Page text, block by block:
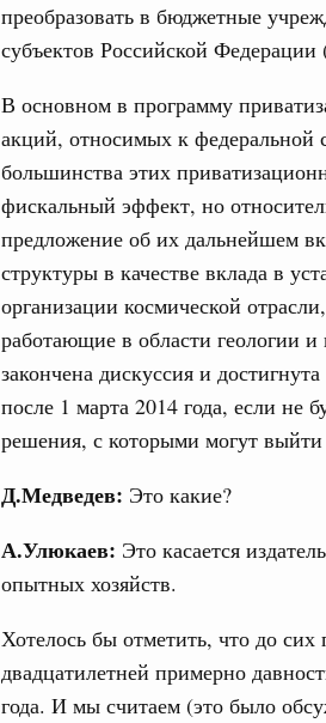
преобразовать в бюджетные
субъектов Российской Федерации
В основном в программу
акций, относимых к федеральной
большинства этих
фискальный эффект, но
предложение об их дальнейшем
структуры в качестве вклада в
организации космической
работающие в области геологии
закончена дискуссия и
после 1 марта 2014 года, если не
решения, с которыми могут
Д.Медведев: Это какие?
А.Улюкаев: Это касается
опытных хозяйств.
Хотелось бы отметить, что до
двадцатилетней примерно
года. И мы считаем (это было